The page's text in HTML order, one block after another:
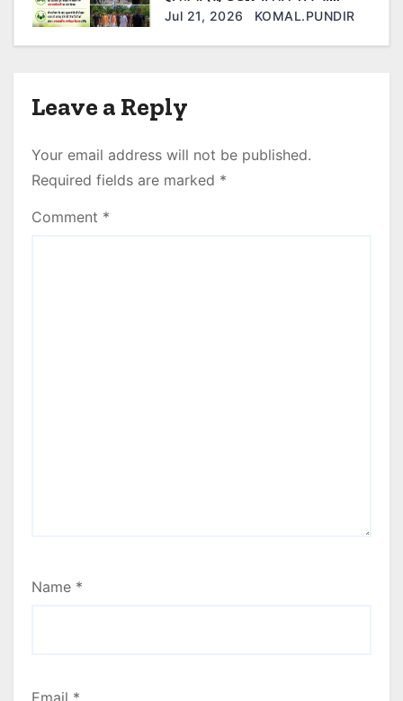
पौधारोपण
Jul 21, 2026 KOMAL.PUNDIR
Leave a Reply
Your email address will not be published.
Required fields are marked *
Comment *
Name *
Email *